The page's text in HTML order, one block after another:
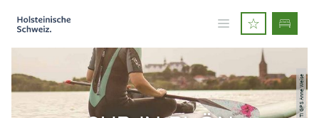
© TI GPS Anne Weise